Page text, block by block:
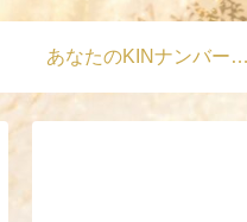
あなたのKINナンバーは？